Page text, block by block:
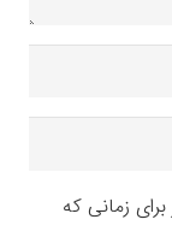
زمانی که